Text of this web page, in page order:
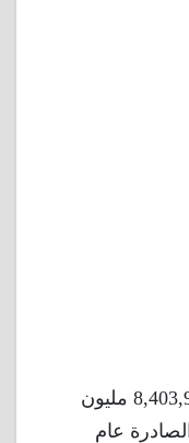
يبلغ عدد سكان “سويسرا ” 8,403,994 مليون
عام